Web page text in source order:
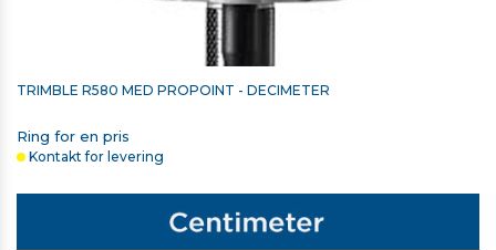
TRIMBLE R580 MED PROPOINT - DECIMETER
Ring for en pris
Kontakt for levering